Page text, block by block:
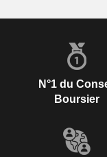
N°1 du
Boursier